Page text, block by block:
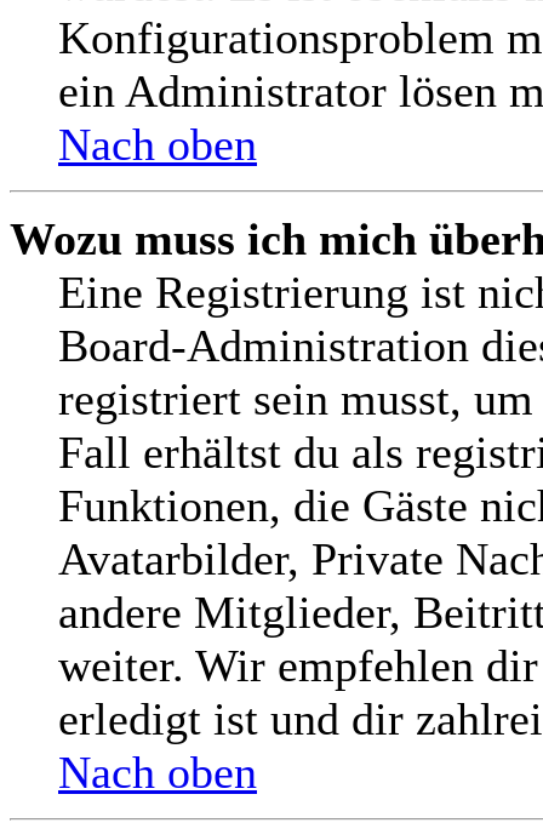
Konfigurationsproblem
ein Administrator lösen
Nach oben
Wozu muss ich mich
Eine Registrierung ist
Board-Administration
registriert sein musst,
Fall erhältst du als
Funktionen, die Gäste
Avatarbilder, Private
andere Mitglieder,
weiter. Wir empfehlen
erledigt ist und dir
Nach oben